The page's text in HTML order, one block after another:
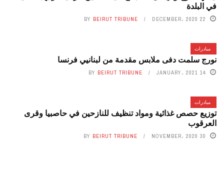
في البلدة
22 DECEMBER، 2020 BY BEIRUT TRIBUNE
مبادرات
نورج سلمت دفى ملابس مقدمة من لبنانيي فرنسا
14 JANUARY، 2021 BY BEIRUT TRIBUNE
مبادرات
توزيع حصص غذائية ومواد تنظيف للنازحين في حاصبيا وقرى
العرقوب
30 NOVEMBER، 2020 BY BEIRUT TRIBUNE